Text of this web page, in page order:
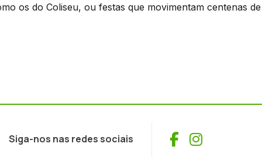
os do Coliseu, ou festas que movimentam centenas de
Siga-nos nas redes sociais Facebook
Instagram